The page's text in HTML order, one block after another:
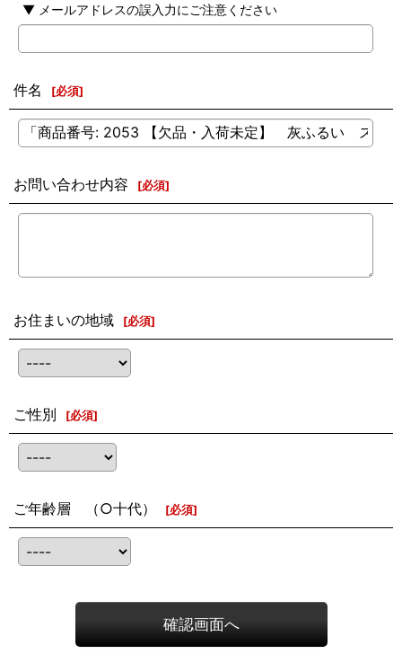
▼ メールアドレスの誤入力にご注意ください
件名 [必須]
お問い合わせ内容 [必須]
お住まいの地域 [必須]
ご性別 [必須]
ご年齢層 （○十代） [必須]
確認画面へ